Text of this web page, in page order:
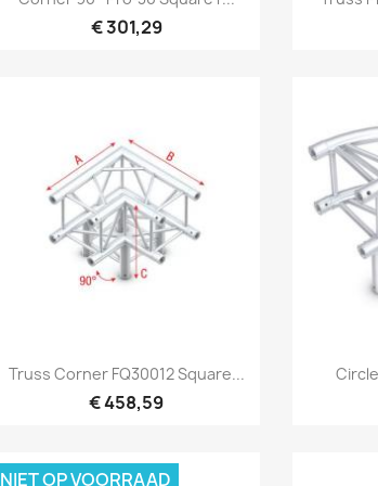
€ 301,29
Snel bekijken
Truss Corner FQ30012 Square...
€ 458,59
NIET OP VOORRAAD